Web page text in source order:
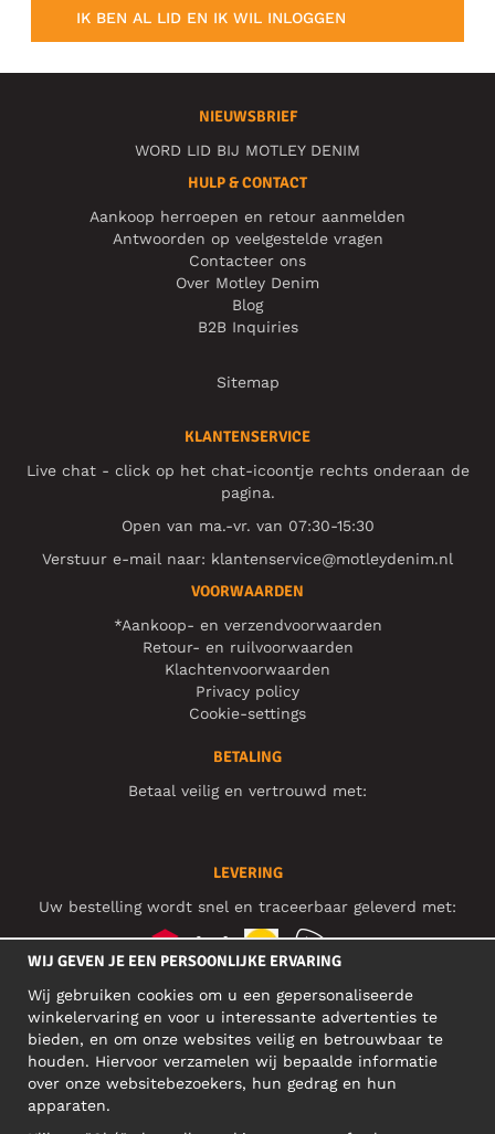
IK BEN AL LID EN IK WIL INLOGGEN
NIEUWSBRIEF
WORD LID BIJ MOTLEY DENIM
HULP & CONTACT
Aankoop herroepen en retour aanmelden
Antwoorden op veelgestelde vragen
Contacteer ons
Over Motley Denim
Blog
B2B Inquiries
Sitemap
KLANTENSERVICE
Live chat - click op het chat-icoontje rechts onderaan de
pagina.
Open van ma.-vr. van 07:30-15:30
Verstuur e-mail naar: klantenservice@motleydenim.nl
VOORWAARDEN
*Aankoop- en verzendvoorwaarden
Retour- en ruilvoorwaarden
Klachtenvoorwaarden
Privacy policy
Cookie-settings
BETALING
Betaal veilig en vertrouwd met:
LEVERING
Uw bestelling wordt snel en traceerbaar geleverd met:
SOCIAL MEDIA
BEDRIJFSADRES
WIJ GEVEN JE EEN PERSOONLIJKE ERVARING
Wij gebruiken cookies om u een gepersonaliseerde
winkelervaring en voor u interessante advertenties te
bieden, en om onze websites veilig en betrouwbaar te
houden. Hiervoor verzamelen wij bepaalde informatie
over onze websitebezoekers, hun gedrag en hun
apparaten.